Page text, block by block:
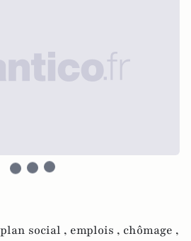
plan social , emplois , chômage ,